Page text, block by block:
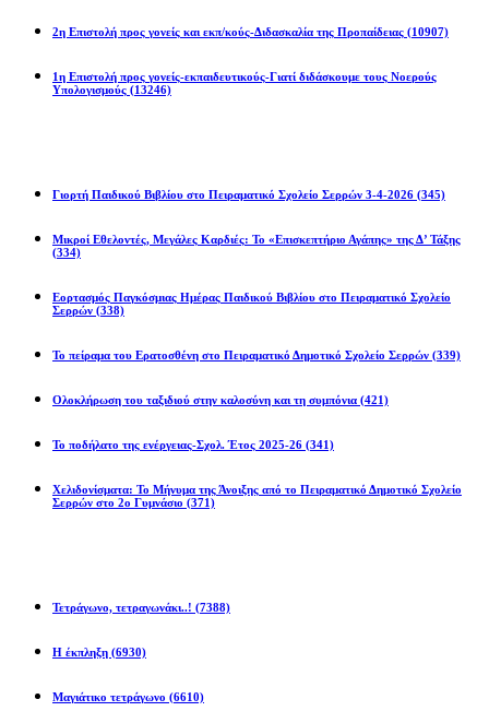
2η Eπιστολή προς γονείς και εκπ/κούς-Διδασκαλία της Προπαίδειας (10907)
1η Επιστολή προς γονείς-εκπαιδευτικούς-Γιατί διδάσκουμε τους Νοερούς
Υπολογισμούς (13246)
Γιορτή Παιδικού Βιβλίου στο Πειραματικό Σχολείο Σερρών 3-4-2026 (345)
Μικροί Εθελοντές, Μεγάλες Καρδιές: Το «Επισκεπτήριο Αγάπης» της Δ’ Τάξης
(334)
Εορτασμός Παγκόσμιας Ημέρας Παιδικού Βιβλίου στο Πειραματικό Σχολείο
Σερρών (338)
Το πείραμα του Ερατοσθένη στο Πειραματικό Δημοτικό Σχολείο Σερρών (339)
Ολοκλήρωση του ταξιδιού στην καλοσύνη και τη συμπόνια (421)
Το ποδήλατο της ενέργειας-Σχολ. Έτος 2025-26 (341)
Χελιδονίσματα: Το Μήνυμα της Άνοιξης από το Πειραματικό Δημοτικό Σχολείο
Σερρών στο 2ο Γυμνάσιο (371)
Τετράγωνο, τετραγωνάκι..! (7388)
Η έκπληξη (6930)
Μαγιάτικο τετράγωνο (6610)